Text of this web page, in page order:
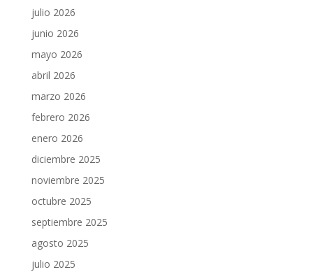
julio 2026
junio 2026
mayo 2026
abril 2026
marzo 2026
febrero 2026
enero 2026
diciembre 2025
noviembre 2025
octubre 2025
septiembre 2025
agosto 2025
julio 2025